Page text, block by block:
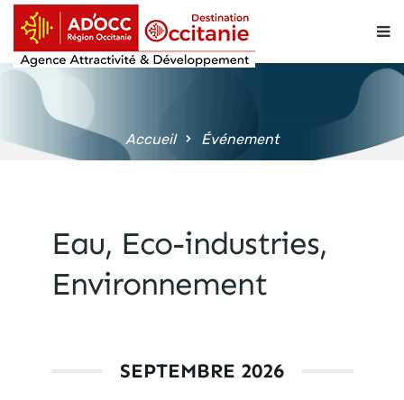
principal
Accueil Événement
Eau, Eco-industries,
Environnement
SEPTEMBRE 2026